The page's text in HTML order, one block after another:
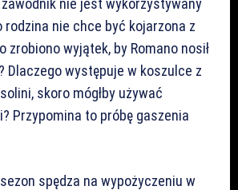
nie jest wykorzystywany
rodzina nie chce być kojarzona z
zrobiono wyjątek, by Romano nosił
Dlaczego występuje w koszulce z
skoro mógłby używać
Przypomina to próbę gaszenia
spędza na wypożyczeniu w